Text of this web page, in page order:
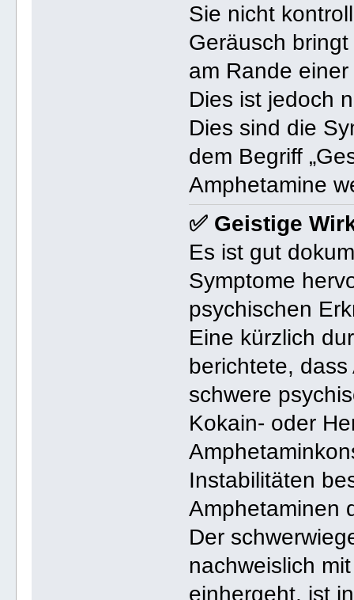
Sie nicht
Geräusch
am Rande
Dies ist jedoch
Dies sind die
dem Begriff
Amphetamine
✅ Geistige
Es ist gut
Symptome
psychischen
Eine kürzlich
berichtete,
schwere
Kokain- oder
Instabilitäten
Amphetaminen
Der
nachweislich
einhergeht, ist